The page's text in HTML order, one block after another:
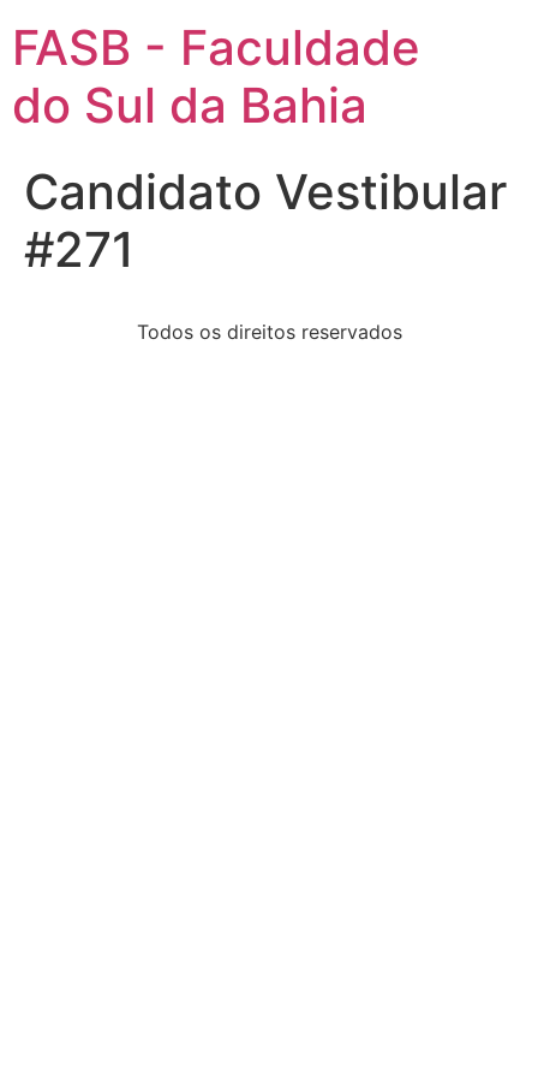
FASB - Faculdade
do Sul da Bahia
Candidato Vestibular
#271
Todos os direitos reservados